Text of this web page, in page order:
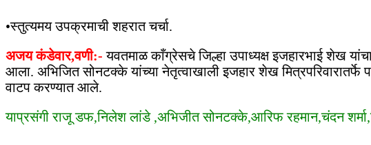
•स्तुत्यमय उपक्रमाची शहरात चर्चा.
अजय कंडेवार,वणी:- यवतमाळ काँग्रेसचे जिल्हा उपाध्यक्ष इजहारभाई शेख
आला. अभिजित सोनटक्के यांच्या नेतृत्वाखाली इजहार शेख
वाटप करण्यात आले.
याप्रसंगी राजू डफ,निलेश लांडे ,अभिजीत सोनटक्के,आरिफ रहमान,चंदन